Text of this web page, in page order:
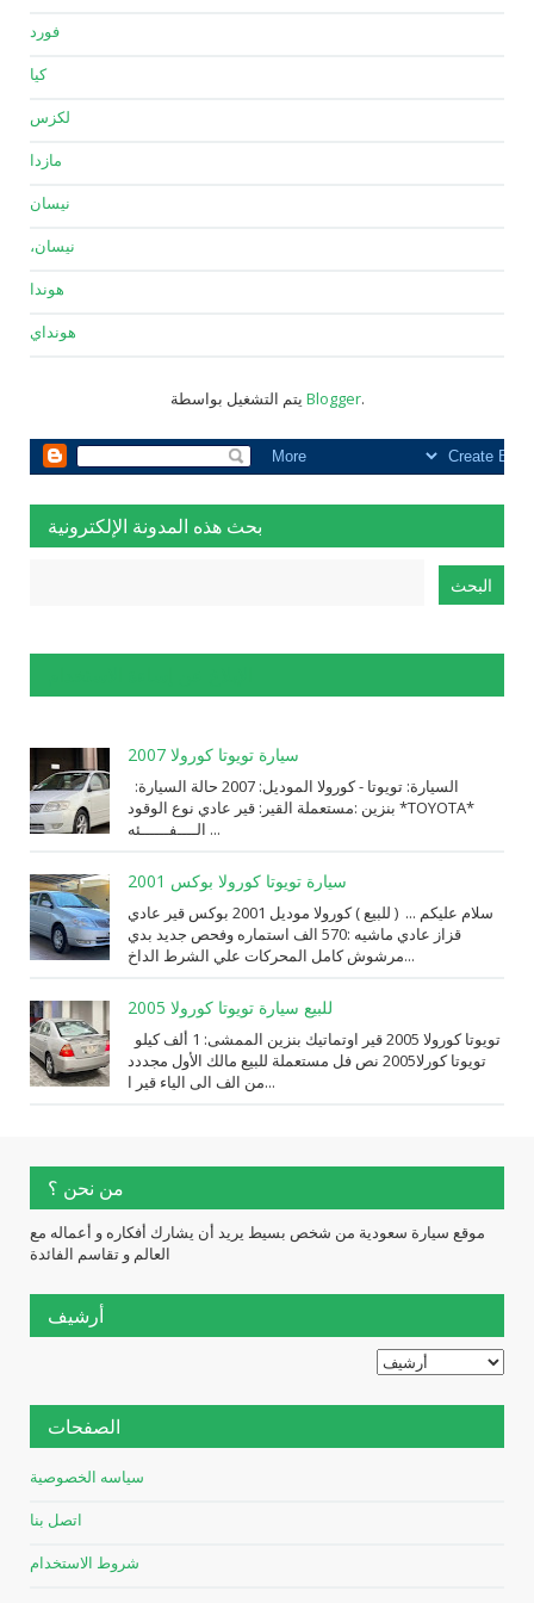
فورد
كيا
لكزس
مازدا
نيسان
نيسان،
هوندا
هونداي
Blogger.
بحث هذه المدونة الإلكترونية
سيارة تويوتا كورولا 2007
⁨مستعملة⁩ القير: ⁨قير عادي⁩ نوع الوقود: ⁨بنزين⁩ *TOYOTA*
الــــفــــــئه ...
سيارة تويوتا كورولا بوكس 2001
سلام عليكم ... ( للبيع ) كورولا موديل 2001 بوكس قير عادي
قزاز عادي ماشيه :570 الف استماره وفحص جديد بدي
مرشوش كامل المحركات علي الشرط الداخ...
للبيع سيارة تويوتا كورولا 2005
تويوتا كورلا2005 نص فل مستعملة للبيع مالك الأول مجددد
من الف الى الياء قير ا...
من نحن ؟
موقع سيارة سعودية من شخص بسيط يريد أن يشارك أفكاره و أعماله مع
العالم و تقاسم الفائدة
أرشيف
الصفحات
سياسه الخصوصية
اتصل بنا
شروط الاستخدام